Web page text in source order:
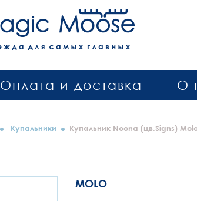
Оплата и доставка О
Купальники Купальник Noona (цв.Signs)
MOLO